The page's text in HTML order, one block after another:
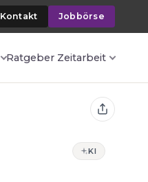
Kontakt Jobbörse
Ratgeber Zeitarbeit
KI